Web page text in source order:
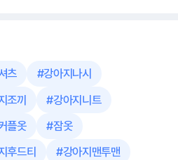
츠 #강아지나시
조끼 #강아지니트
플옷 #잠옷
후드티 #강아지맨투맨